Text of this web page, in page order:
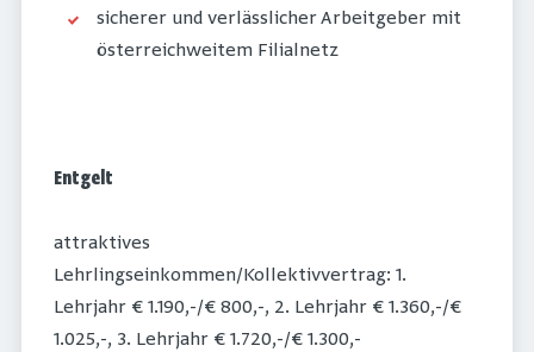
sicherer und verlässlicher Arbeitgeber mit
österreichweitem Filialnetz
Entgelt
attraktives
Lehrlingseinkommen/Kollektivvertrag: 1.
Lehrjahr € 1.190,-/€ 800,-, 2. Lehrjahr € 1.360,-/€
1.025,-, 3. Lehrjahr € 1.720,-/€ 1.300,-